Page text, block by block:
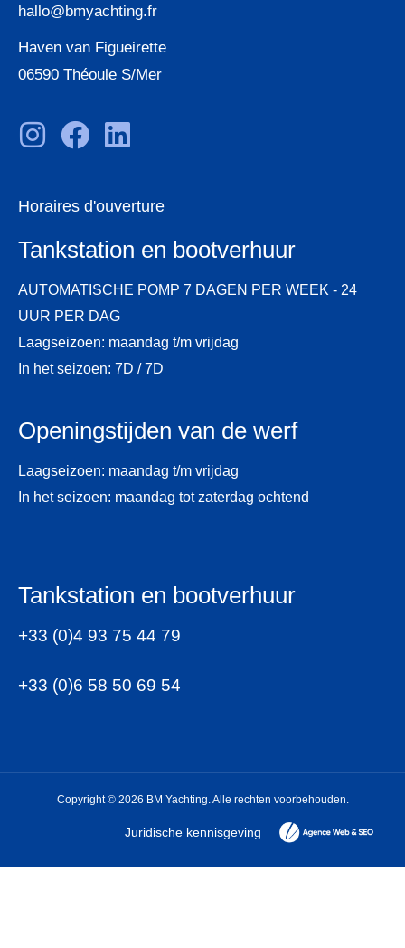
hallo@bmyachting.fr
Haven van Figueirette
06590 Théoule S/Mer
Horaires d'ouverture
Tankstation en bootverhuur
AUTOMATISCHE POMP 7 DAGEN PER WEEK - 24
UUR PER DAG
Laagseizoen: maandag t/m vrijdag
In het seizoen: 7D / 7D
Openingstijden van de werf
Laagseizoen: maandag t/m vrijdag
In het seizoen: maandag tot zaterdag ochtend
Tankstation en bootverhuur
+33 (0)4 93 75 44 79
+33 (0)6 58 50 69 54
Copyright © 2026 BM Yachting. Alle rechten voorbehouden.
Juridische kennisgeving